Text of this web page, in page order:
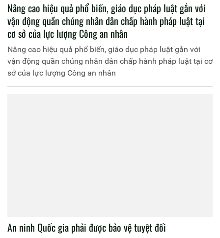
Nâng cao hiệu quả phổ biến, giáo dục pháp luật gắn với
vận động quần chúng nhân dân chấp hành pháp luật tại
cơ sở của lực lượng Công an nhân
Nâng cao hiệu quả phổ biến, giáo dục pháp luật gắn với
vận động quần chúng nhân dân chấp hành pháp luật tại cơ
sở của lực lượng Công an nhân
An ninh Quốc gia phải được bảo vệ tuyệt đối